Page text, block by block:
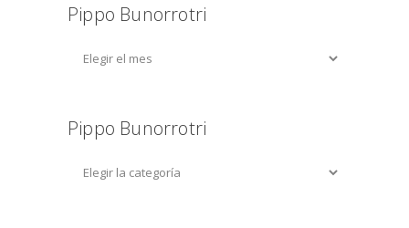
Pippo Bunorrotri
Pippo Bunorrotri